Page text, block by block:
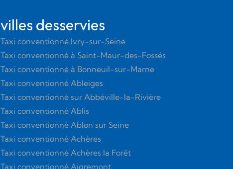
villes desservies
Taxi conventionné Ivry-sur-Seine
Taxi conventionné à Saint-Maur-des-Fossés
Taxi conventionné à Bonneuil-sur-Marne
Taxi conventionné Ableiges
Taxi conventionné sur Abbéville-la-Rivière
Taxi conventionné Ablis
Taxi conventionné Ablon sur Seine
Taxi conventionné Achères
Taxi conventionné Achères la Forêt
Taxi conventionné Aigremont